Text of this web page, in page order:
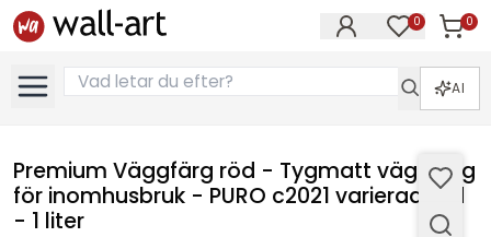
0 0
AI
Premium Väggfärg röd - Tygmatt väggfärg
för inomhusbruk - PURO c2021 varierad röd
- 1 liter